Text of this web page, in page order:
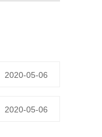
2020-05-06
2020-05-06